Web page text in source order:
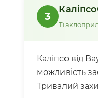
3
Каліпсо від
можливість
Тривалий